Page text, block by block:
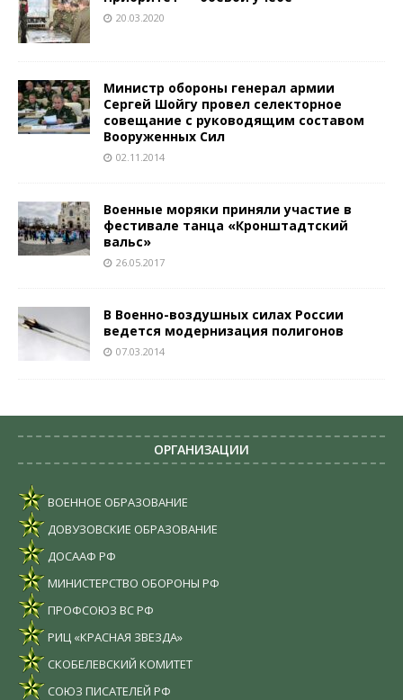
20.03.2020
Министр обороны генерал армии
Сергей Шойгу провел селекторное
совещание с руководящим составом
Вооруженных Сил
02.11.2014
Военные моряки приняли участие в
фестивале танца «Кронштадтский
вальс»
26.05.2017
В Военно-воздушных силах России
ведется модернизация полигонов
07.03.2014
ОРГАНИЗАЦИИ
ВОЕННОЕ ОБРАЗОВАНИЕ
ДОВУЗОВСКИЕ ОБРАЗОВАНИЕ
ДОСААФ РФ
МИНИСТЕРСТВО ОБОРОНЫ РФ
ПРОФСОЮЗ ВС РФ
РИЦ «КРАСНАЯ ЗВЕЗДА»
СКОБЕЛЕВСКИЙ КОМИТЕТ
СОЮЗ ПИСАТЕЛЕЙ РФ